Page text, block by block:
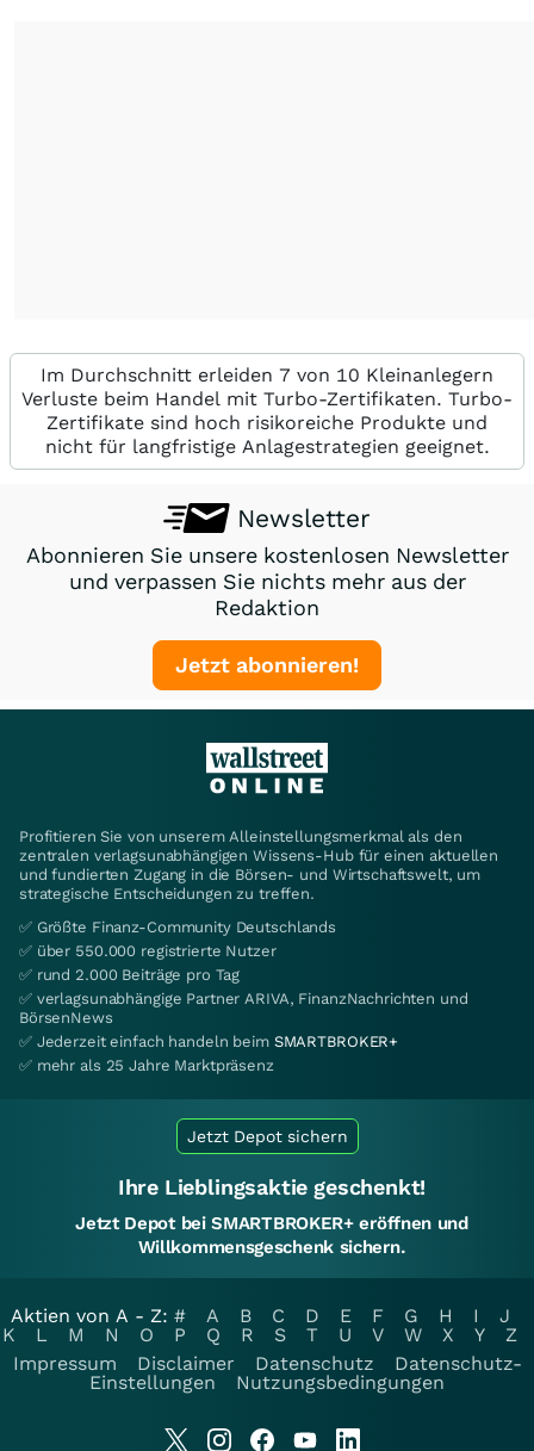
Im Durchschnitt erleiden 7 von 10 Kleinanlegern
Verluste beim Handel mit Turbo-Zertifikaten. Turbo-
Zertifikate sind hoch risikoreiche Produkte und
nicht für langfristige Anlagestrategien geeignet.
Newsletter
Abonnieren Sie unsere kostenlosen Newsletter
und verpassen Sie nichts mehr aus der
Redaktion
Jetzt abonnieren!
Profitieren Sie von unserem Alleinstellungsmerkmal als den
zentralen verlagsunabhängigen Wissens-Hub für einen aktuellen
und fundierten Zugang in die Börsen- und Wirtschaftswelt, um
strategische Entscheidungen zu treffen.
✅ Größte Finanz-Community Deutschlands
✅ über 550.000 registrierte Nutzer
✅ rund 2.000 Beiträge pro Tag
✅ verlagsunabhängige Partner ARIVA, FinanzNachrichten und
BörsenNews
✅ Jederzeit einfach handeln beim SMARTBROKER+
✅ mehr als 25 Jahre Marktpräsenz
Jetzt Depot sichern
Ihre Lieblingsaktie geschenkt!
Jetzt Depot bei SMARTBROKER+ eröffnen und
Willkommensgeschenk sichern.
Aktien von A - Z: # A B C D E F G H I
J
K
L M N O P Q R S T U V W X Y
Z
Impressum
Disclaimer Datenschutz
Datenschutz-
Einstellungen
Nutzungsbedingungen